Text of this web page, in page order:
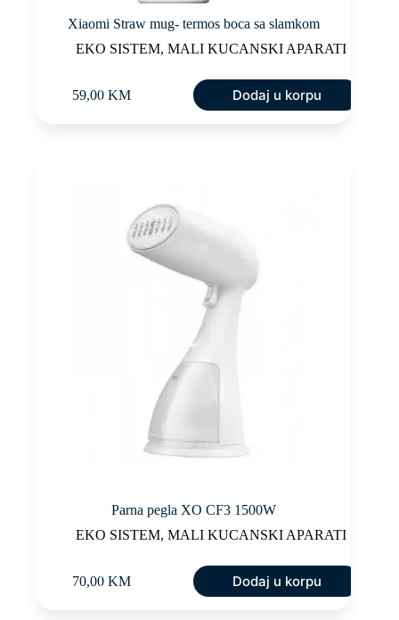
Xiaomi Straw mug- termos boca sa slamkom
EKO SISTEM,MALI KUCANSKI APARATI
59,00 KM Dodaj u korpu
Parna pegla XO CF3 1500W
EKO SISTEM,MALI KUCANSKI APARATI
70,00 KM Dodaj u korpu